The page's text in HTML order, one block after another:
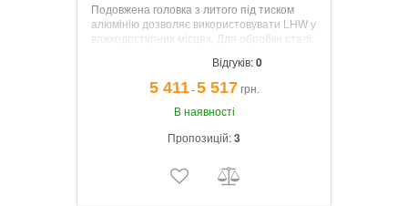
Подовжена головка з литого під тиском
алюмінію дозволяє використовувати LHW у
важкодоступних місцях.
Для обробки сталі,
деревини і пластиків. Призначена для
різання, обдирання, шліфування,
полірування, фінішної обробки та
різьблення по дереву.
Відгуків:0
5 411¯5 517грн.
В наявності
Пропозицій:3